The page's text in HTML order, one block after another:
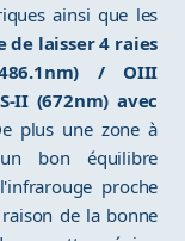
ainsi que les
de laisser 4 raies
/ OIII
II (672nm) avec
plus une zone à
bon équilibre
proche
de la bonne